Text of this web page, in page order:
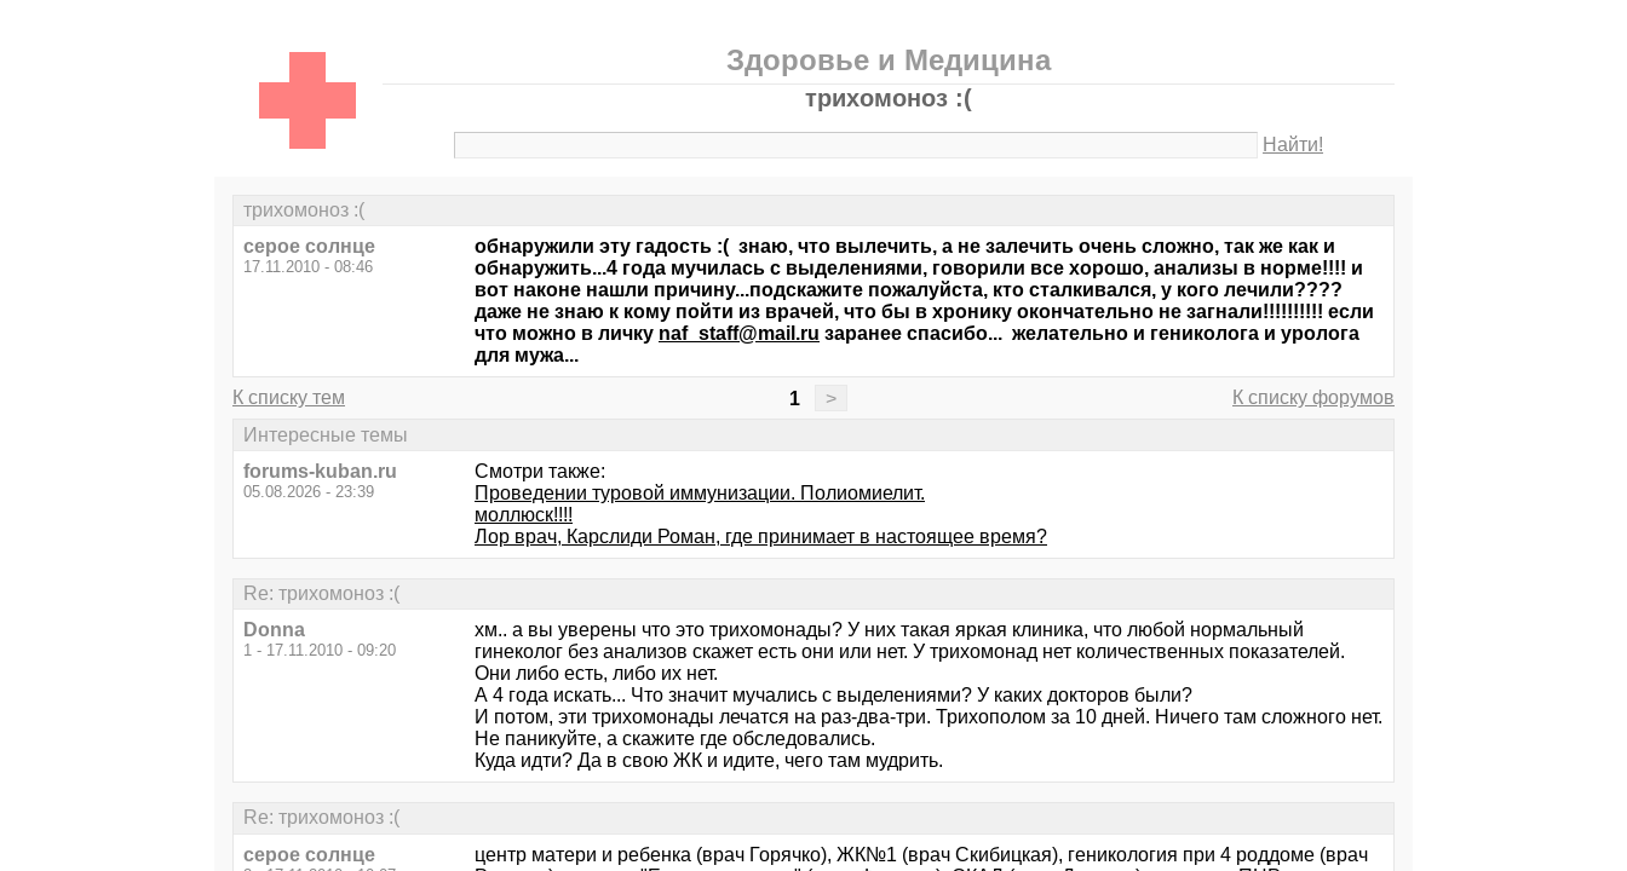
Здоровье и Медицина
трихомоноз :(
Найти!
трихомоноз :(
серое солнце
17.11.2010 - 08:46
обнаружили эту гадость :( знаю, что вылечить, а не залечить очень сложно, так же как и
обнаружить...4 года мучилась с выделениями, говорили все хорошо, анализы в норме!!!! и
вот наконе нашли причину...подскажите пожалуйста, кто сталкивался, у кого лечили????
даже не знаю к кому пойти из врачей, что бы в хронику окончательно не загнали!!!!!!!!!! если
что можно в личку naf_staff@mail.ru заранее спасибо... желательно и гениколога и уролога
для мужа...
К списку тем 1 >
К списку форумов
Интересные темы
forums-kuban.ru
05.08.2026 - 23:39
Смотри также:
Проведении туровой иммунизации. Полиомиелит.
моллюск!!!!
Лор врач, Карслиди Роман, где принимает в настоящее время?
Re: трихомоноз :(
Donna
1 - 17.11.2010 - 09:20
хм.. а вы уверены что это трихомонады? У них такая яркая клиника, что любой нормальный
гинеколог без анализов скажет есть они или нет. У трихомонад нет количественных показателей.
Они либо есть, либо их нет.
А 4 года искать... Что значит мучались с выделениями? У каких докторов были?
И потом, эти трихомонады лечатся на раз-два-три. Трихополом за 10 дней. Ничего там сложного нет.
Не паникуйте, а скажите где обследовались.
Куда идти? Да в свою ЖК и идите, чего там мудрить.
Re: трихомоноз :(
серое солнце
центр матери и ребенка (врач Горячко), ЖК№1 (врач Скибицкая), геникология при 4 роддоме (врач